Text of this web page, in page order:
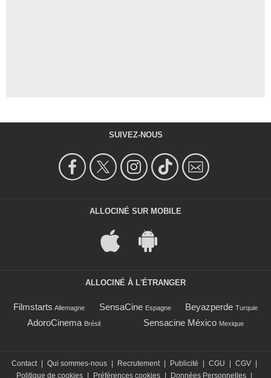
SUIVEZ-NOUS
ALLOCINÉ SUR MOBILE
ALLOCINÉ À L'ÉTRANGER
Filmstarts Allemagne SensaCine Espagne Beyazperde Turquie
AdoroCinema Brésil Sensacine México Mexique
Contact | Qui sommes-nous | Recrutement | Publicité | CGU | CGV |
Politique de cookies | Préférences cookies | Données Personnelles |